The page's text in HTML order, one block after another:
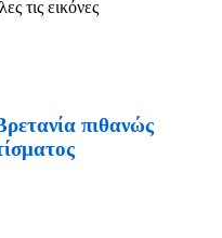
τις εικόνες
πιθανώς